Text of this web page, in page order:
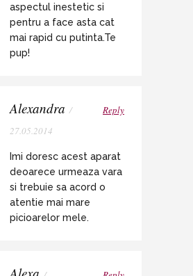
aspectul inestetic si
pentru a face asta cat
mai rapid cu putinta.Te
pup!
Alexandra /
27.05.2014
Reply
Imi doresc acest aparat
deoarece urmeaza vara
si trebuie sa acord o
atentie mai mare
picioarelor mele.